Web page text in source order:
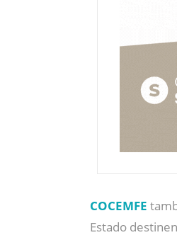
COCEMFE
Estado